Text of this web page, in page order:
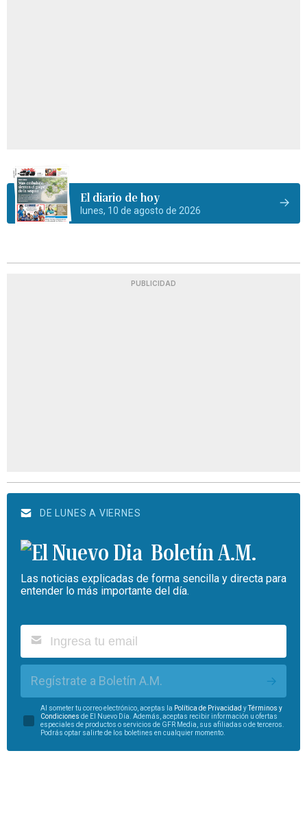
El diario de hoy
lunes, 10 de agosto de 2026
PUBLICIDAD
DE LUNES A VIERNES
Boletín A.M.
Las noticias explicadas de forma sencilla y directa para
entender lo más importante del día.
Regístrate a Boletín A.M.
Al someter tu correo electrónico, aceptas la Política de Privacidad yTérminos y
Condiciones de El Nuevo Día. Además, aceptas recibir información u ofertas
especiales de productos o servicios de GFR Media, sus afiliadas o de terceros.
Podrás optar salirte de los boletines en cualquier momento.